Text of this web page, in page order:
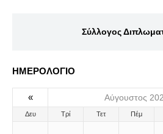
Σύλλογος
ΗΜΕΡΟΛΟΓΙΟ
« Αύγουστος
Δευ Τρί Τετ Πέμ